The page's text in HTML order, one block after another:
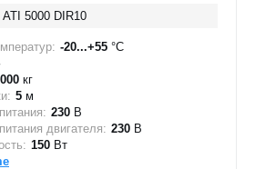
ATI 5000 DIR10
-20...+55 °C
кг
5 м
230 В
двигателя: 230 В
150 Вт